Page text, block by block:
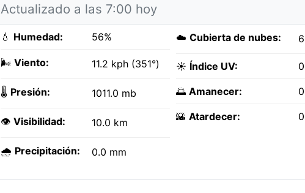
Actualizado a las 7:00 hoy
💧 Humedad: 56%
🌬️ Viento: 11.2 kph (351°)
🌡️ Presión: 1011.0 mb
👁️ Visibilidad: 10.0 km
🌧️ Precipitación: 0.0 mm
☁️ Cubierta de nubes:
☀️ Índice UV:
🌅 Amanecer:
🌇 Atardecer: